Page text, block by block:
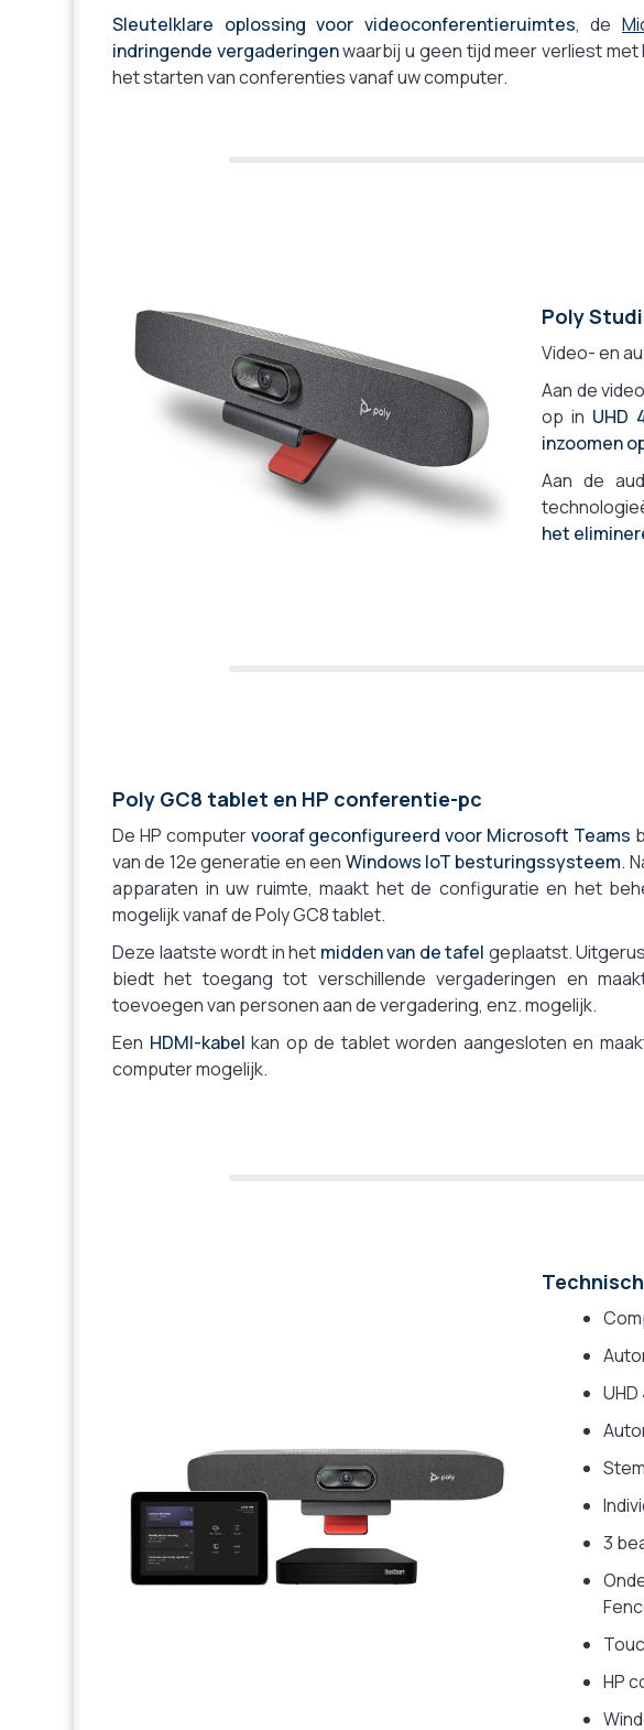
Met bedieningstablet
Compatibel tellen van aantal deelnemers
Ja
Sleutelklare oplossing voor videoconferentieruimtes, de
indringende vergaderingenwaarbij u geen tijd meer verliest
het starten van conferenties vanaf uw computer.
Poly
Video- en
Aan de
op in UHD
inzoomen
Aan de
het
Poly GC8 tablet en HP conferentie-pc
De HP computervooraf geconfigureerd voor Microsoft Teams
van de 12e generatie en een Windows IoT besturingssysteem.
apparaten in uw ruimte, maakt het de configuratie en het
mogelijk vanaf de Poly GC8 tablet.
Deze laatste wordt in het midden van de tafel geplaatst.
biedt het toegang tot verschillende vergaderingen en
toevoegen van personen aan de vergadering, enz. mogelijk.
Een HDMI-kabel kan op de tablet worden aangesloten en
computer mogelijk.
3
HP